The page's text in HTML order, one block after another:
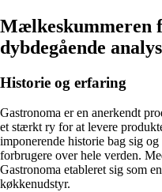
Mælkeskummeren
dybdegående
Historie og erfaring
Gastronoma er en anerkendt
et stærkt ry for at levere
imponerende historie bag sig
forbrugere over hele verden.
Gastronoma etableret sig som
køkkenudstyr.